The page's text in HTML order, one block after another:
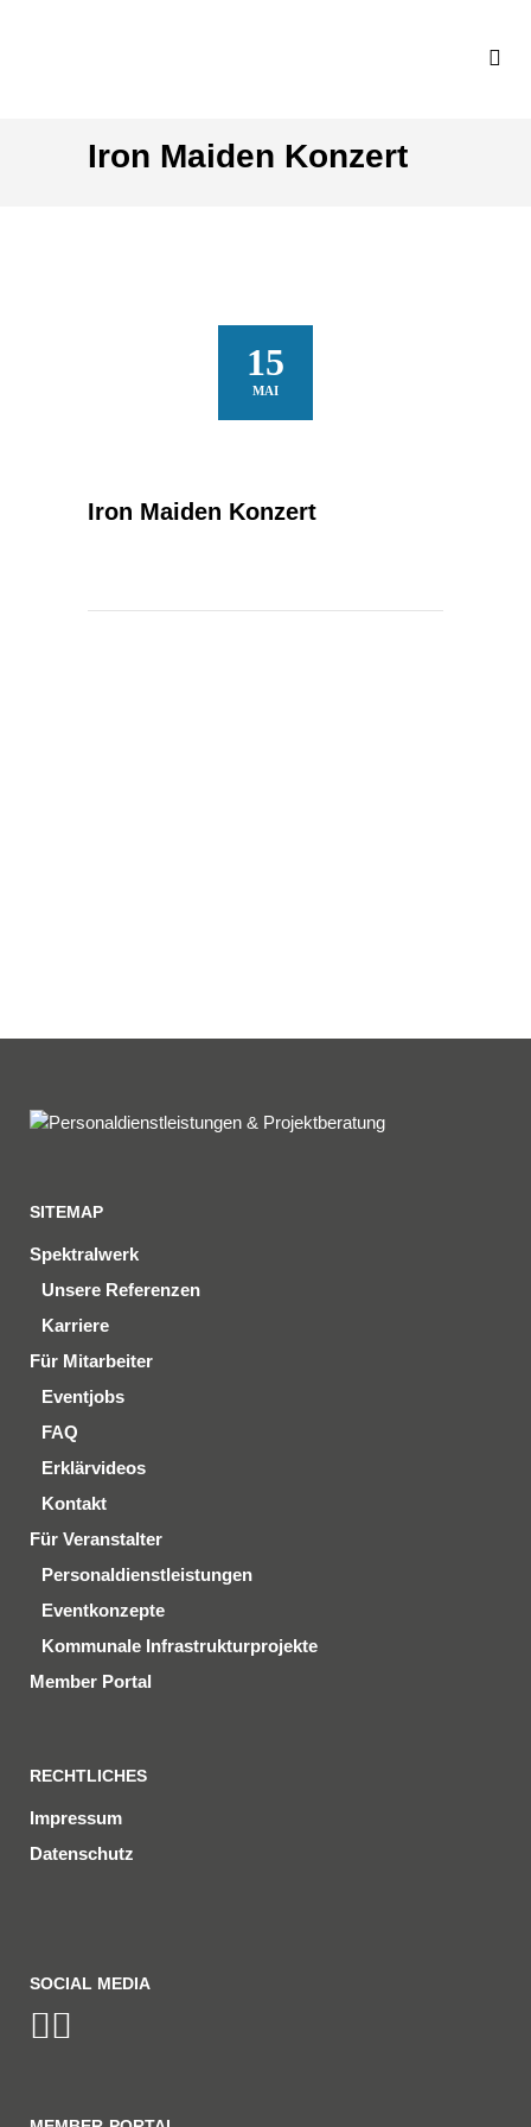
Iron Maiden Konzert
15
MAI
Iron Maiden Konzert
SITEMAP
Spektralwerk
Unsere Referenzen
Karriere
Für Mitarbeiter
Eventjobs
FAQ
Erklärvideos
Kontakt
Für Veranstalter
Personaldienstleistungen
Eventkonzepte
Kommunale Infrastrukturprojekte
Member Portal
RECHTLICHES
Impressum
Datenschutz
SOCIAL MEDIA